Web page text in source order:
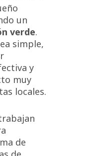
un
verde.
simple,
y
muy
locales.
de